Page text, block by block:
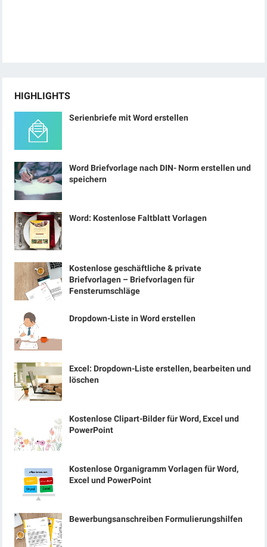
HIGHLIGHTS
Serienbriefe mit Word erstellen
Word Briefvorlage nach DIN- Norm erstellen und
speichern
Word: Kostenlose Faltblatt Vorlagen
Kostenlose geschäftliche & private
Briefvorlagen – Briefvorlagen für
Fensterumschläge
Dropdown-Liste in Word erstellen
Excel: Dropdown-Liste erstellen, bearbeiten und
löschen
Kostenlose Clipart-Bilder für Word, Excel und
PowerPoint
Kostenlose Organigramm Vorlagen für Word,
Excel und PowerPoint
Bewerbungsanschreiben Formulierungshilfen